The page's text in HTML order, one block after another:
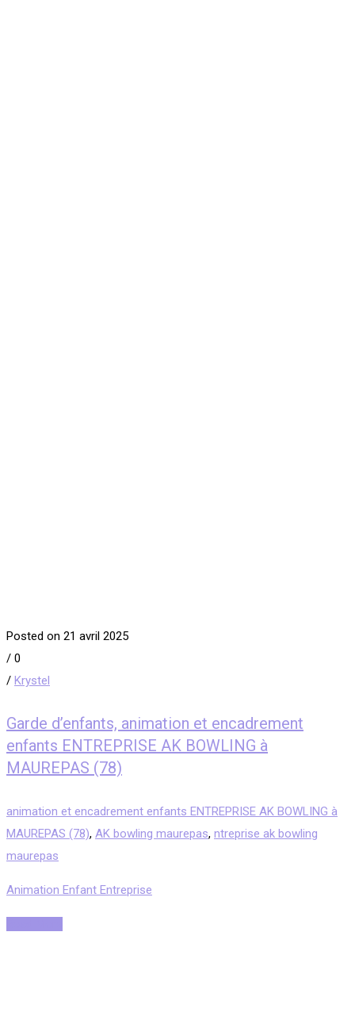
Posted on 21 avril 2025
/ 0
/ Krystel
Garde d’enfants, animation et encadrement
enfants ENTREPRISE AK BOWLING à
MAUREPAS (78)
animation et encadrement enfants ENTREPRISE AK BOWLING à
MAUREPAS (78), AK bowling maurepas, ntreprise ak bowling
maurepas
Animation Enfant Entreprise